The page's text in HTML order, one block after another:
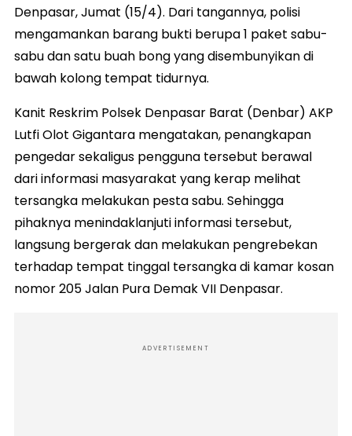
Denpasar, Jumat (15/4). Dari tangannya, polisi
mengamankan barang bukti berupa 1 paket sabu-
sabu dan satu buah bong yang disembunyikan di
bawah kolong tempat tidurnya.
Kanit Reskrim Polsek Denpasar Barat (Denbar) AKP
Lutfi Olot Gigantara mengatakan, penangkapan
pengedar sekaligus pengguna tersebut berawal
dari informasi masyarakat yang kerap melihat
tersangka melakukan pesta sabu. Sehingga
pihaknya menindaklanjuti informasi tersebut,
langsung bergerak dan melakukan pengrebekan
terhadap tempat tinggal tersangka di kamar kosan
nomor 205 Jalan Pura Demak VII Denpasar.
ADVERTISEMENT